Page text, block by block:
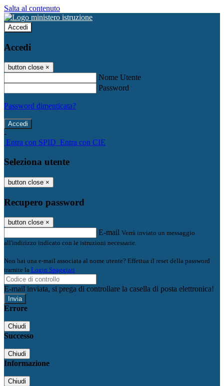
Salta al contenuto
Accedi
Accedi
button close ×
Nome Utente
Password
Password dimenticata?
-
Entra con SPID Entra con CIE
Seleziona utente
button close ×
Recupero password
button close ×
E-mail Verrà inviato un messaggio
all'indirizzo indicato con le istruzioni necessarie.
Non hai una e-mail associata al nome utente? Effettua il reset della password
tramite la Login Spaggiari
E-mail inviata, si prega di controllare la casella di posta elettronica!
Errore
Chiudi
Successo
Chiudi
Informazione
Chiudi